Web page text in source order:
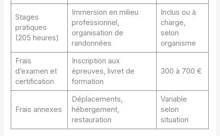
Stages
pratiques
(205 heures)
Immersion en milieu
professionnel,
organisation de
randonnées
Inclus ou à
charge,
selon
organisme
Frais
d’examen et
certification
Inscription aux
épreuves, livret de
formation
300 à 700 €
Frais annexes
Déplacements,
hébergement,
restauration
Variable
selon
situation